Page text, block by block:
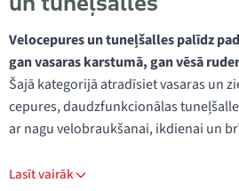
Velocepures un tuneļšalles palīdz
gan vasaras karstumā, gan vēsā
Šajā kategorijā atradīsiet vasaras un
cepures, daudzfunkcionālas
ar nagu velobraukšanai, ikdienai un
Lasīt vairāk